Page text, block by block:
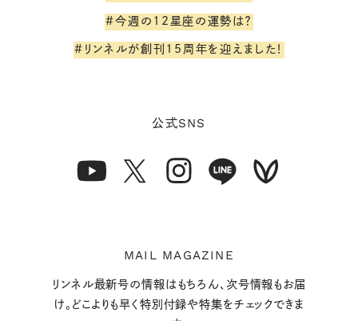
#今週の12星座の運勢は？
#リンネルが創刊15周年を迎えました！
公式SNS
MAIL MAGAZINE
リンネル最新号の情報はもちろん、次号情報もお届
け。どこよりも早く特別付録や特集をチェックできま